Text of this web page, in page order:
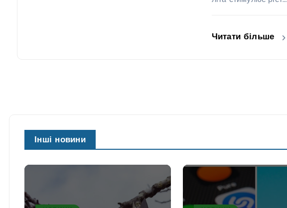
Читати більше
Інші новини